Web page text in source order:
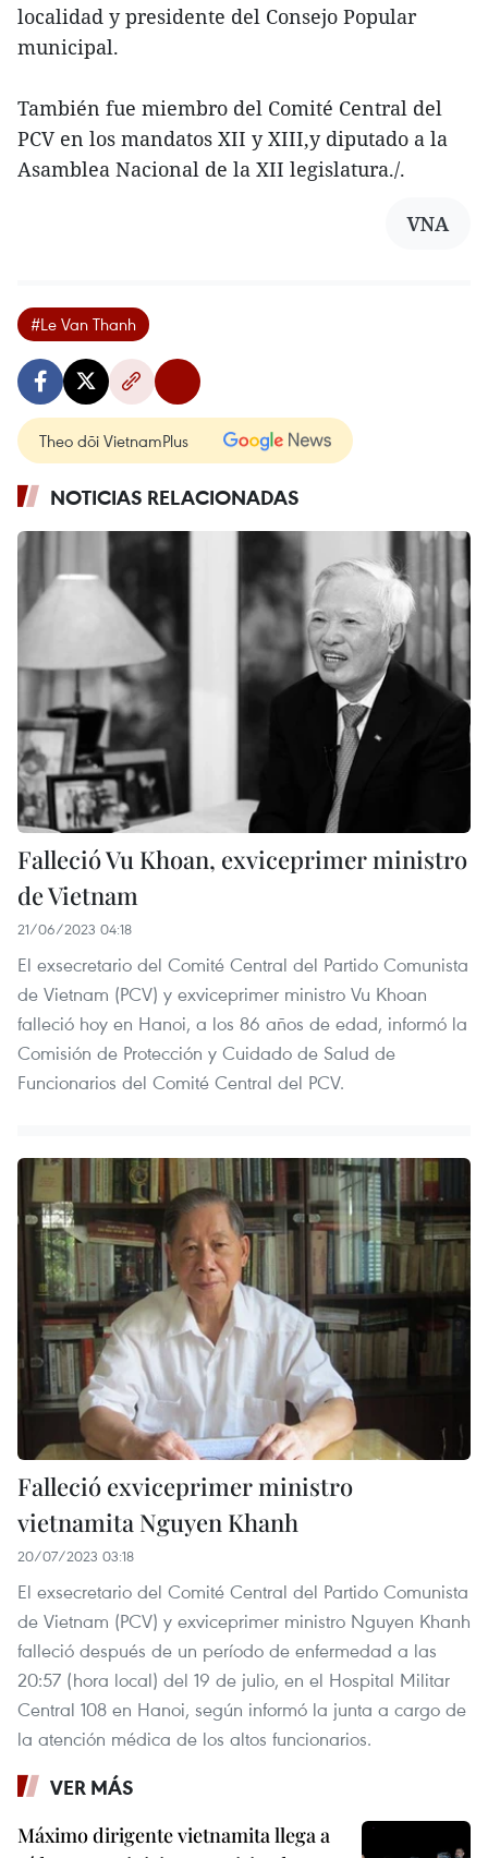
localidad y presidente del Consejo Popular
municipal.
También fue miembro del Comité Central del
PCV en los mandatos XII y XIII,y diputado a la
Asamblea Nacional de la XII legislatura./.
VNA
#Le Van Thanh
Theo dõi VietnamPlus
NOTICIAS RELACIONADAS
Falleció Vu Khoan, exviceprimer ministro
de Vietnam
21/06/2023 04:18
El exsecretario del Comité Central del Partido Comunista
de Vietnam (PCV) y exviceprimer ministro Vu Khoan
falleció hoy en Hanoi, a los 86 años de edad, informó la
Comisión de Protección y Cuidado de Salud de
Funcionarios del Comité Central del PCV.
Falleció exviceprimer ministro
vietnamita Nguyen Khanh
20/07/2023 03:18
El exsecretario del Comité Central del Partido Comunista
de Vietnam (PCV) y exviceprimer ministro Nguyen Khanh
falleció después de un período de enfermedad a las
20:57 (hora local) del 19 de julio, en el Hospital Militar
Central 108 en Hanoi, según informó la junta a cargo de
la atención médica de los altos funcionarios.
VER MÁS
Máximo dirigente vietnamita llega a